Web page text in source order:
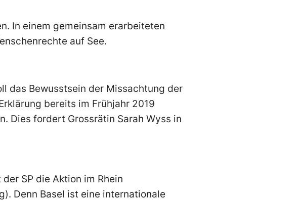
In einem gemeinsam erarbeiteten
auf See.
das Bewusstsein der Missachtung der
bereits im Frühjahr 2019
Dies fordert Grossrätin Sarah Wyss in
SP die Aktion im Rhein
Denn Basel ist eine internationale